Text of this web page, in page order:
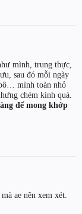
mình, trung thực,
sau đó mỗi ngày
mình toàn nhỏ
chém kinh quá.
để mong khớp
ae nên xem xét.